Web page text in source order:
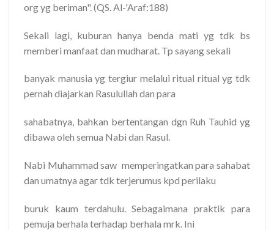
org yg beriman". (QS. Al-'Araf:188)
Sekali lagi, kuburan hanya benda mati yg tdk bs
memberi manfaat dan mudharat. Tp sayang sekali
banyak manusia yg tergiur melalui ritual ritual yg tdk
pernah diajarkan Rasulullah dan para
sahabatnya, bahkan bertentangan dgn Ruh Tauhid yg
dibawa oleh semua Nabi dan Rasul.
Nabi Muhammad saw memperingatkan para sahabat
dan umatnya agar tdk terjerumus kpd perilaku
buruk kaum terdahulu. Sebagaimana praktik para
pemuja berhala terhadap berhala mrk. Ini